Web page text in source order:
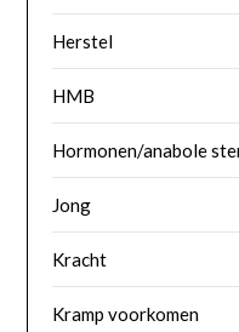
Herstel
HMB
Hormonen/anabole
Jong
Kracht
Kramp voorkomen